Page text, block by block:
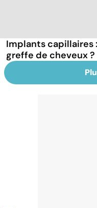
Implants capillaires
greffe de cheveux ?